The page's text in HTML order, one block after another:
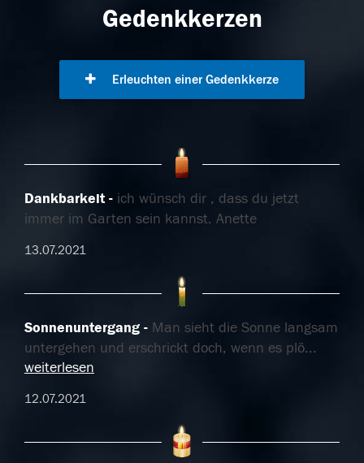
Gedenkkerzen
Erleuchten einer Gedenkkerze
Dankbarkeit
ich wünsch dir , dass du jetzt
immer im Garten sein kannst. Anette
13.07.2021
Sonnenuntergang
Man sieht die Sonne langsam
untergehen und erschrickt doch, wenn es plö...
weiterlesen
12.07.2021